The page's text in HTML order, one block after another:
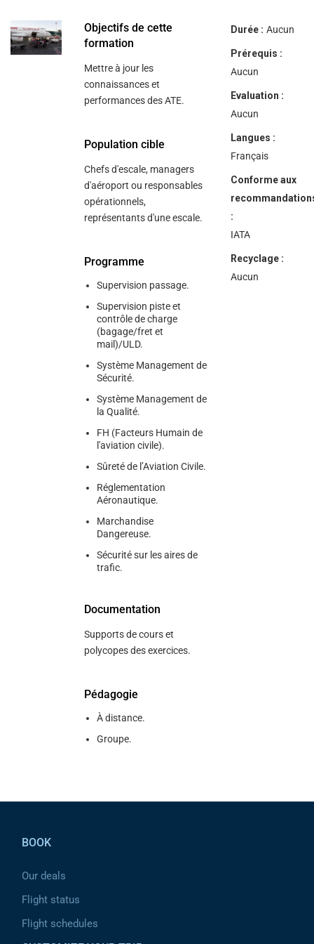
Objectifs de cette
formation
Mettre à jour les
connaissances et
performances des ATE.
Population cible
Chefs d'escale, managers
d'aéroport ou responsables
opérationnels,
représentants d'une escale.
Programme
Supervision passage.
Supervision piste et
contrôle de charge
(bagage/fret et
mail)/ULD.
Système Management de
Sécurité.
Système Management de
la Qualité.
FH (Facteurs Humain de
l'aviation civile).
Sûreté de l’Aviation Civile.
Réglementation
Aéronautique.
Marchandise
Dangereuse.
Sécurité sur les aires de
trafic.
Documentation
Supports de cours et
polycopes des exercices.
Pédagogie
À distance.
Groupe.
Durée : Aucun
Prérequis :
Aucun
Evaluation :
Aucun
Langues :
Français
Conforme aux
:
IATA
Recyclage :
Aucun
BOOK
Our deals
Flight status
Flight schedules